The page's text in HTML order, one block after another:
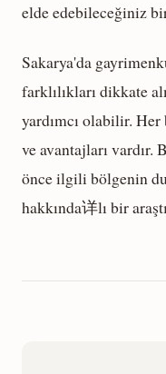
elde edebileceğiniz
Sakarya'da
farklılıkları dikkate
yardımcı olabilir.
ve avantajları vardır.
önce ilgili bölgenin
hakkında详lı bir